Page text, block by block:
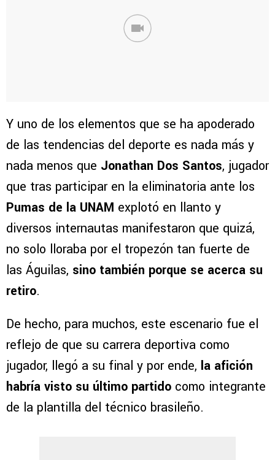
Y uno de los elementos que se ha apoderado
de las tendencias del deporte es nada más y
nada menos que Jonathan Dos Santos, jugador
que tras participar en la eliminatoria ante los
Pumas de la UNAM explotó en llanto y
diversos internautas manifestaron que quizá,
no solo lloraba por el tropezón tan fuerte de
las Águilas, sino también porque se acerca su
retiro.
De hecho, para muchos, este escenario fue el
reflejo de que su carrera deportiva como
jugador, llegó a su final y por ende, la afición
habría visto su último partido como integrante
de la plantilla del técnico brasileño.